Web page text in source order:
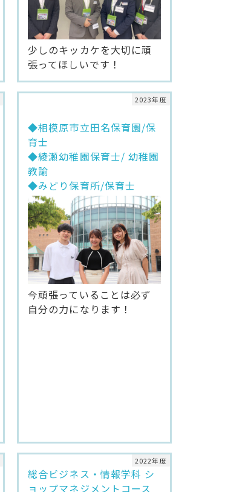
少しのキッカケを大切に頑
張ってほしいです！
◆相模原市立田名保育園/保
育士
◆綾瀬幼稚園保育士/ 幼稚園
教諭
◆みどり保育所/保育士
今頑張っていることは必ず
自分の力になります！
2023年度
総合ビジネス・情報学科 シ
ョップマネジメントコース
2022年度